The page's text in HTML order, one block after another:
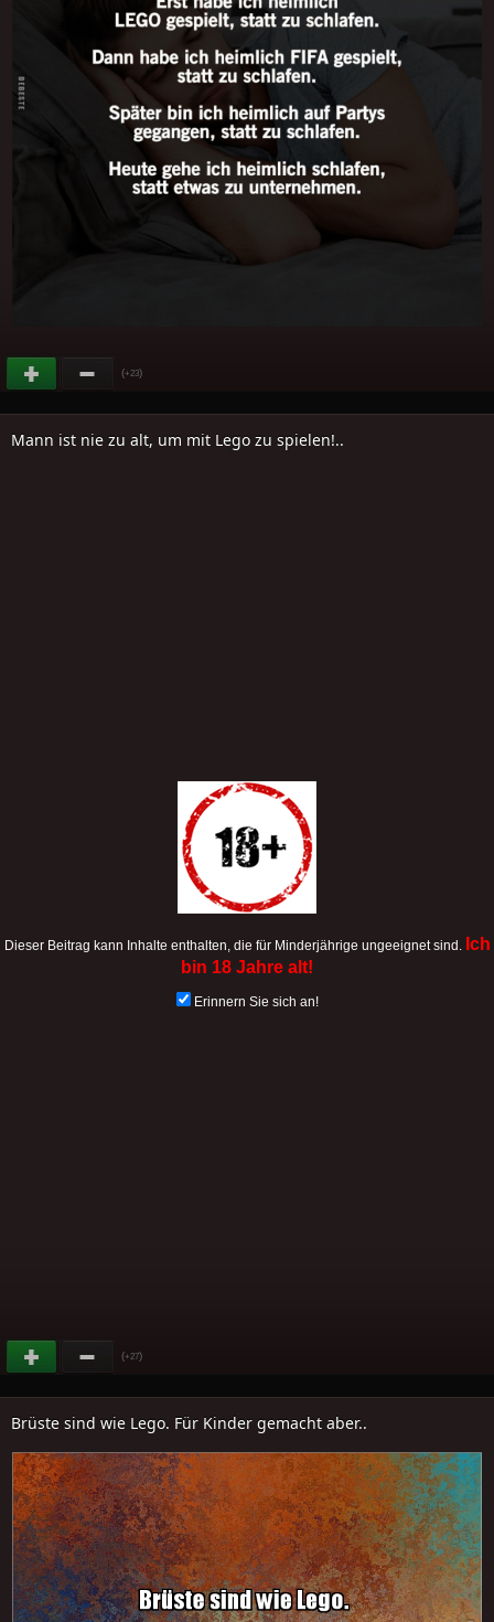
(+23)
Mann ist nie zu alt, um mit Lego zu spielen!..
Dieser Beitrag kann Inhalte enthalten, die für Minderjährige ungeeignet sind.
Ich
bin 18 Jahre alt!
Erinnern Sie sich an!
(+27)
Brüste sind wie Lego. Für Kinder gemacht aber..